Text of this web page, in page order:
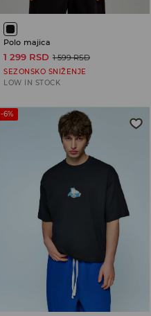
Polo majica
1 299 RSD 1 599 RSD
SEZONSKO SNIŽENJE
LOW IN STOCK
-6%